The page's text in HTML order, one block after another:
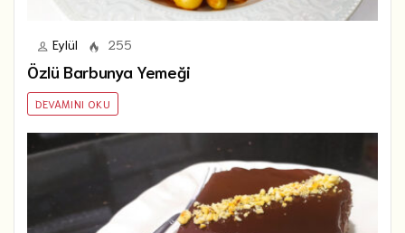
Eylül 255
Özlü Barbunya Yemeği
DEVAMINI OKU